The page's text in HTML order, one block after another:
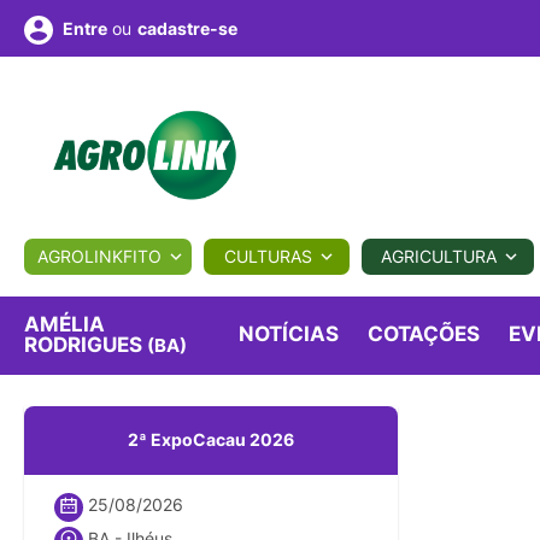
BIOLÓGICOS COTAÇÕES NOTÍCIAS
Conversor Colunistas Eventos
e
Entre ou cadastre-se
AGROLINKFITO CULTURAS AGRICULTURA
AMÉLIA
RODRIGUES (BA) NOTÍCIAS COTAÇÕES
2ª ExpoCacau 2026
25/08/2026